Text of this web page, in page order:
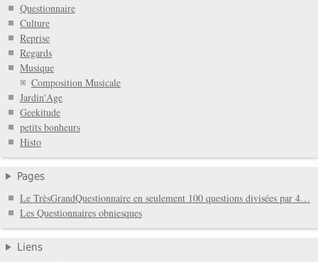
Questionnaire
Culture
Reprise
Regards
Musique
Composition Musicale
Jardin'Age
Geekitude
petits bonheurs
Histo
Pages
Le TrèsGrandQuestionnaire en seulement 100 questions divisées par 4…
Les Questionnaires obniesques
Liens